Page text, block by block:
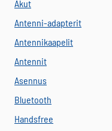
Akut
Antenni-adapterit
Antennikaapelit
Antennit
Asennus
Bluetooth
Handsfree